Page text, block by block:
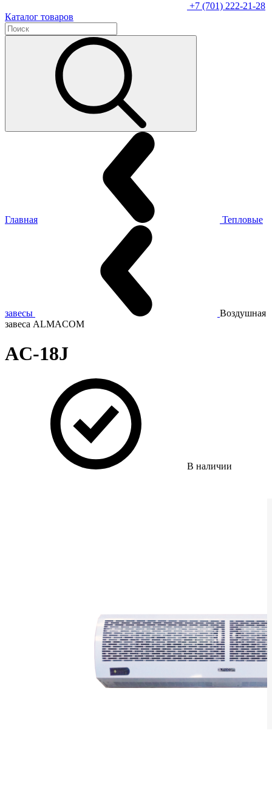
+7 (701) 222-21-28
Каталог товаров
Главная Тепловые
завесы
Воздушная
завеса ALMACOM
AC-18J
В наличии